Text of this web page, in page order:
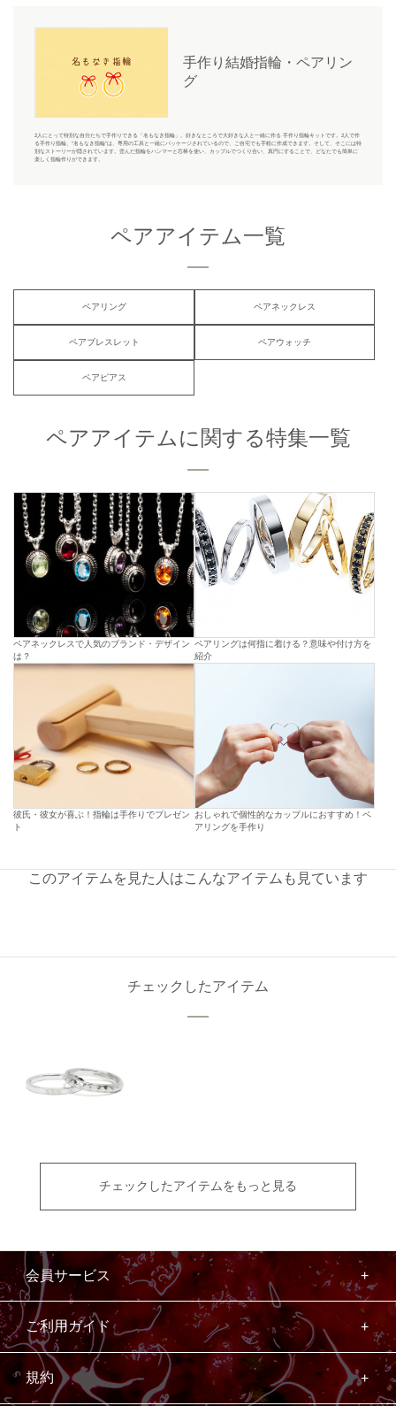
手作り結婚指輪・ペアリン
グ
2人にとって特別な自分たちで手作りできる「名もなき指輪」。好きなところで大好きな人と一緒に作る 手作り指輪キットです。2人で作
る手作り指輪、“名もなき指輪”は、専用の工具と一緒にパッケージされているので、ご自宅でも手軽に作成できます。そして、そこには特
別なストーリーが隠されています。歪んだ指輪をハンマーと芯棒を使い、カップルでつくり合い、真円にすることで、どなたでも簡単に
楽しく指輪作りができます。
ペアアイテム一覧
ペアリング ペアネックレス
ペアブレスレット ペアウォッチ
ペアピアス
ペアアイテムに関する特集一覧
ペアネックレスで人気のブランド・デザイン
は？
ペアリングは何指に着ける？意味や付け方を
紹介
彼氏・彼女が喜ぶ！指輪は手作りでプレゼン
ト
おしゃれで個性的なカップルにおすすめ！ペ
アリングを手作り
このアイテムを見た人はこんなアイテムも見ています
チェックしたアイテム
チェックしたアイテムをもっと見る
会員サービス
ご利用ガイド
規約